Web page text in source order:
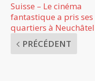
Suisse – Le cinéma
fantastique a pris ses
quartiers à Neuchâtel
PRÉCÉDENT